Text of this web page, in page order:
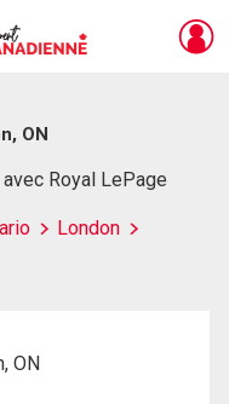
ON
Royal LePage
London